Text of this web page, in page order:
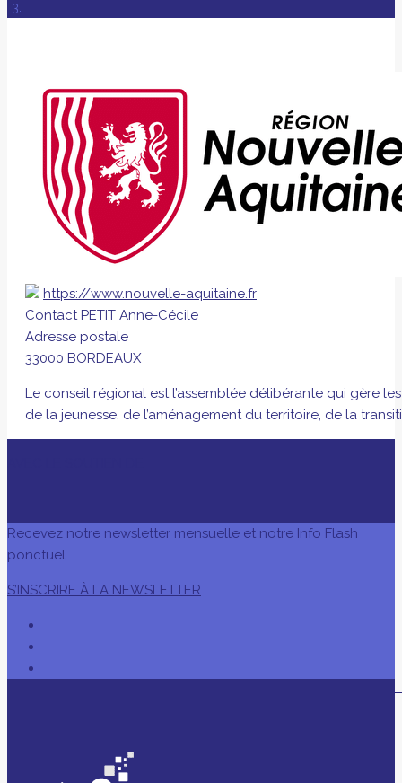
https://www.nouvelle-aquitaine.fr
ContactPETIT Anne-Cécile
Adresse postale
33000 BORDEAUX
Le conseil régional est l’assemblée délibérante qui gère
de la jeunesse, de l’aménagement du territoire, de la
Recevez notre newsletter mensuelle et notre Info Flash
ponctuel
S’INSCRIRE À LA NEWSLETTER